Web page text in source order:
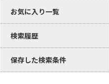
お気に入り一覧
検索履歴
保存した検索条件